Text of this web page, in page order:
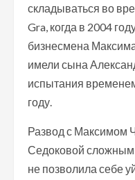
складываться во
Gra, когда в 2004
бизнесмена
имели сына
испытания
году.
Развод с Максимом
Седоковой сложным
не позволила себе